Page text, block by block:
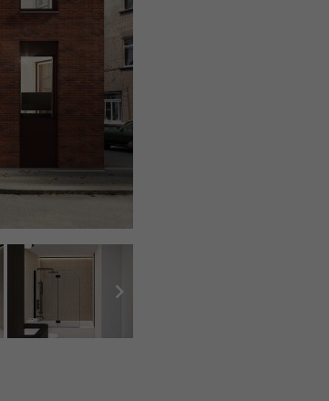
chevron_right